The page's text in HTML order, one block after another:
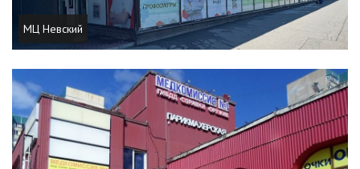
МЦ Невский